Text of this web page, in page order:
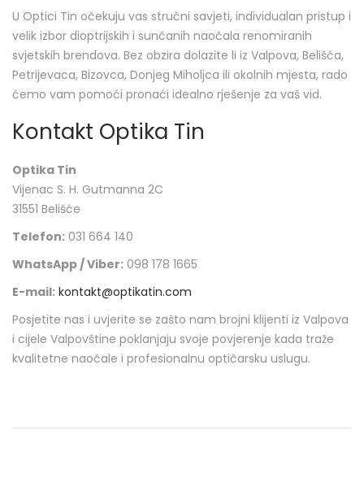
U Optici Tin očekuju vas stručni savjeti, individualan pristup i
velik izbor dioptrijskih i sunčanih naočala renomiranih
svjetskih brendova. Bez obzira dolazite li iz Valpova, Belišća,
Petrijevaca, Bizovca, Donjeg Miholjca ili okolnih mjesta, rado
ćemo vam pomoći pronaći idealno rješenje za vaš vid.
Kontakt Optika Tin
Optika Tin
Vijenac S. H. Gutmanna 2C
31551 Belišće
Telefon: 031 664 140
WhatsApp / Viber: 098 178 1665
E-mail: kontakt@optikatin.com
Posjetite nas i uvjerite se zašto nam brojni klijenti iz Valpova
i cijele Valpovštine poklanjaju svoje povjerenje kada traže
kvalitetne naočale i profesionalnu optičarsku uslugu.